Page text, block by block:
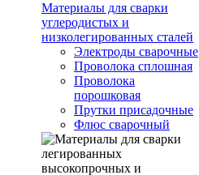
Материалы для сварки
углеродистых и
низколегированных сталей
Электроды сварочные
Проволока сплошная
Проволока
порошковая
Прутки присадочные
Флюс сварочный